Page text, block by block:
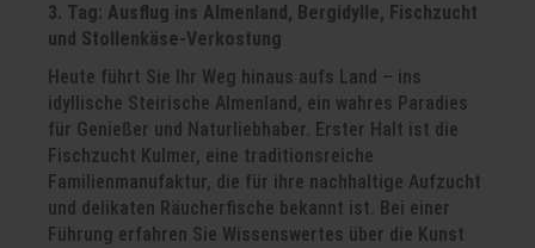
3. Tag: Ausflug ins Almenland, Bergidylle, Fischzucht
und Stollenkäse-Verkostung
Heute führt Sie Ihr Weg hinaus aufs Land – ins
idyllische Steirische Almenland, ein wahres Paradies
für Genießer und Naturliebhaber. Erster Halt ist die
Fischzucht Kulmer, eine traditionsreiche
Familienmanufaktur, die für ihre nachhaltige Aufzucht
und delikaten Räucherfische bekannt ist. Bei einer
Führung erfahren Sie Wissenswertes über die Kunst